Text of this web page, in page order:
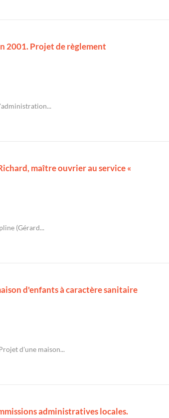
2001. Projet de règlement
maître ouvrier au service «
(Gérard...
d'enfants à caractère sanitaire
d'une maison...
administratives locales.